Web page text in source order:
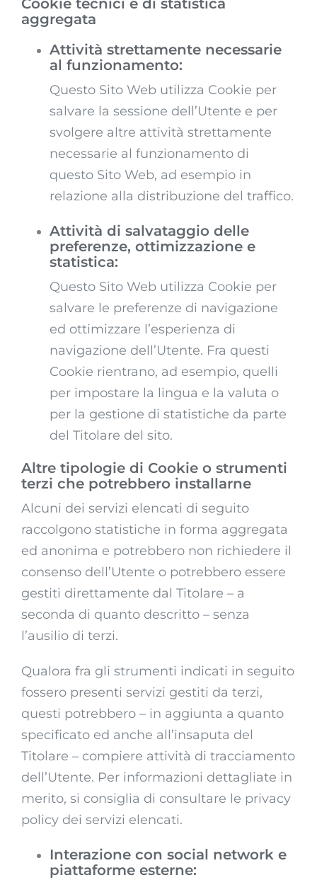
Cookie tecnici e di statistica
aggregata
Attività strettamente necessarie
al funzionamento:
Questo Sito Web utilizza Cookie per
salvare la sessione dell’Utente e per
svolgere altre attività strettamente
necessarie al funzionamento di
questo Sito Web, ad esempio in
relazione alla distribuzione del traffico.
Attività di salvataggio delle
preferenze, ottimizzazione e
statistica:
Questo Sito Web utilizza Cookie per
salvare le preferenze di navigazione
ed ottimizzare l’esperienza di
navigazione dell’Utente. Fra questi
Cookie rientrano, ad esempio, quelli
per impostare la lingua e la valuta o
per la gestione di statistiche da parte
del Titolare del sito.
Altre tipologie di Cookie o strumenti
terzi che potrebbero installarne
Alcuni dei servizi elencati di seguito
raccolgono statistiche in forma aggregata
ed anonima e potrebbero non richiedere il
consenso dell’Utente o potrebbero essere
gestiti direttamente dal Titolare – a
seconda di quanto descritto – senza
l’ausilio di terzi.
Qualora fra gli strumenti indicati in seguito
fossero presenti servizi gestiti da terzi,
questi potrebbero – in aggiunta a quanto
specificato ed anche all’insaputa del
Titolare – compiere attività di tracciamento
dell’Utente. Per informazioni dettagliate in
merito, si consiglia di consultare le privacy
policy dei servizi elencati.
Interazione con social network e
piattaforme esterne: